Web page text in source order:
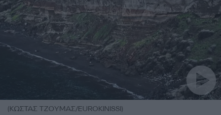
(ΚΩΣΤΑΣ ΤΖΟΥΜΑΣ/EUROKINISSI)